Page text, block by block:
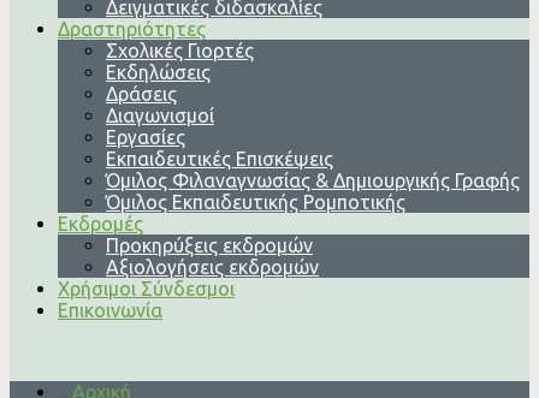
Δειγματικές διδασκαλίες
Δραστηριότητες
Σχολικές Γιορτές
Εκδηλώσεις
Δράσεις
Διαγωνισμοί
Εργασίες
Εκπαιδευτικές Επισκέψεις
Όμιλος Φιλαναγνωσίας & Δημιουργικής Γραφής
Όμιλος Εκπαιδευτικής Ρομποτικής
Εκδρομές
Προκηρύξεις εκδρομών
Αξιολογήσεις εκδρομών
Χρήσιμοι Σύνδεσμοι
Επικοινωνία
Αρχική